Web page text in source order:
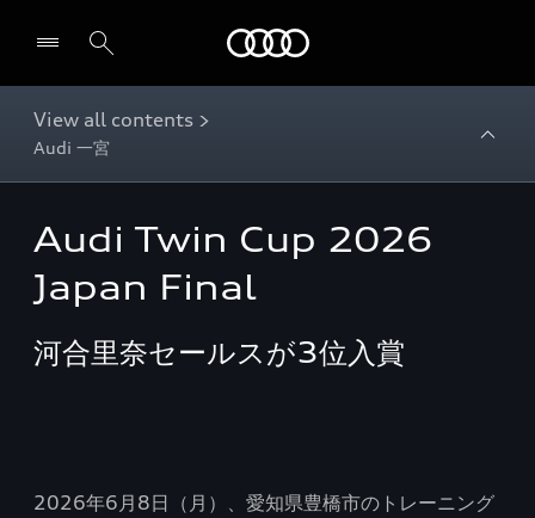
View all contents >
Audi 一宮
Audi Twin Cup 2026
Japan Final
河合里奈セールスが3位入賞
2026年6月8日（月）、愛知県豊橋市のトレーニング